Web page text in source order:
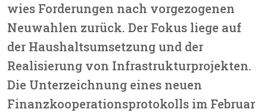
wies Forderungen nach vorgezogenen
Neuwahlen zurück. Der Fokus liege auf
der Haushaltsumsetzung und der
Realisierung von Infrastrukturprojekten.
Die Unterzeichnung eines neuen
Finanzkooperationsprotokolls im Februar